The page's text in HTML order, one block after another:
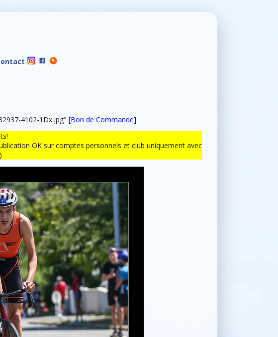
4102-1Dx.jpg" [Bon de Commande]
OK sur comptes personnels et club uniquement avec
)